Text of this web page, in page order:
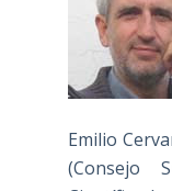
Emilio
(Consejo